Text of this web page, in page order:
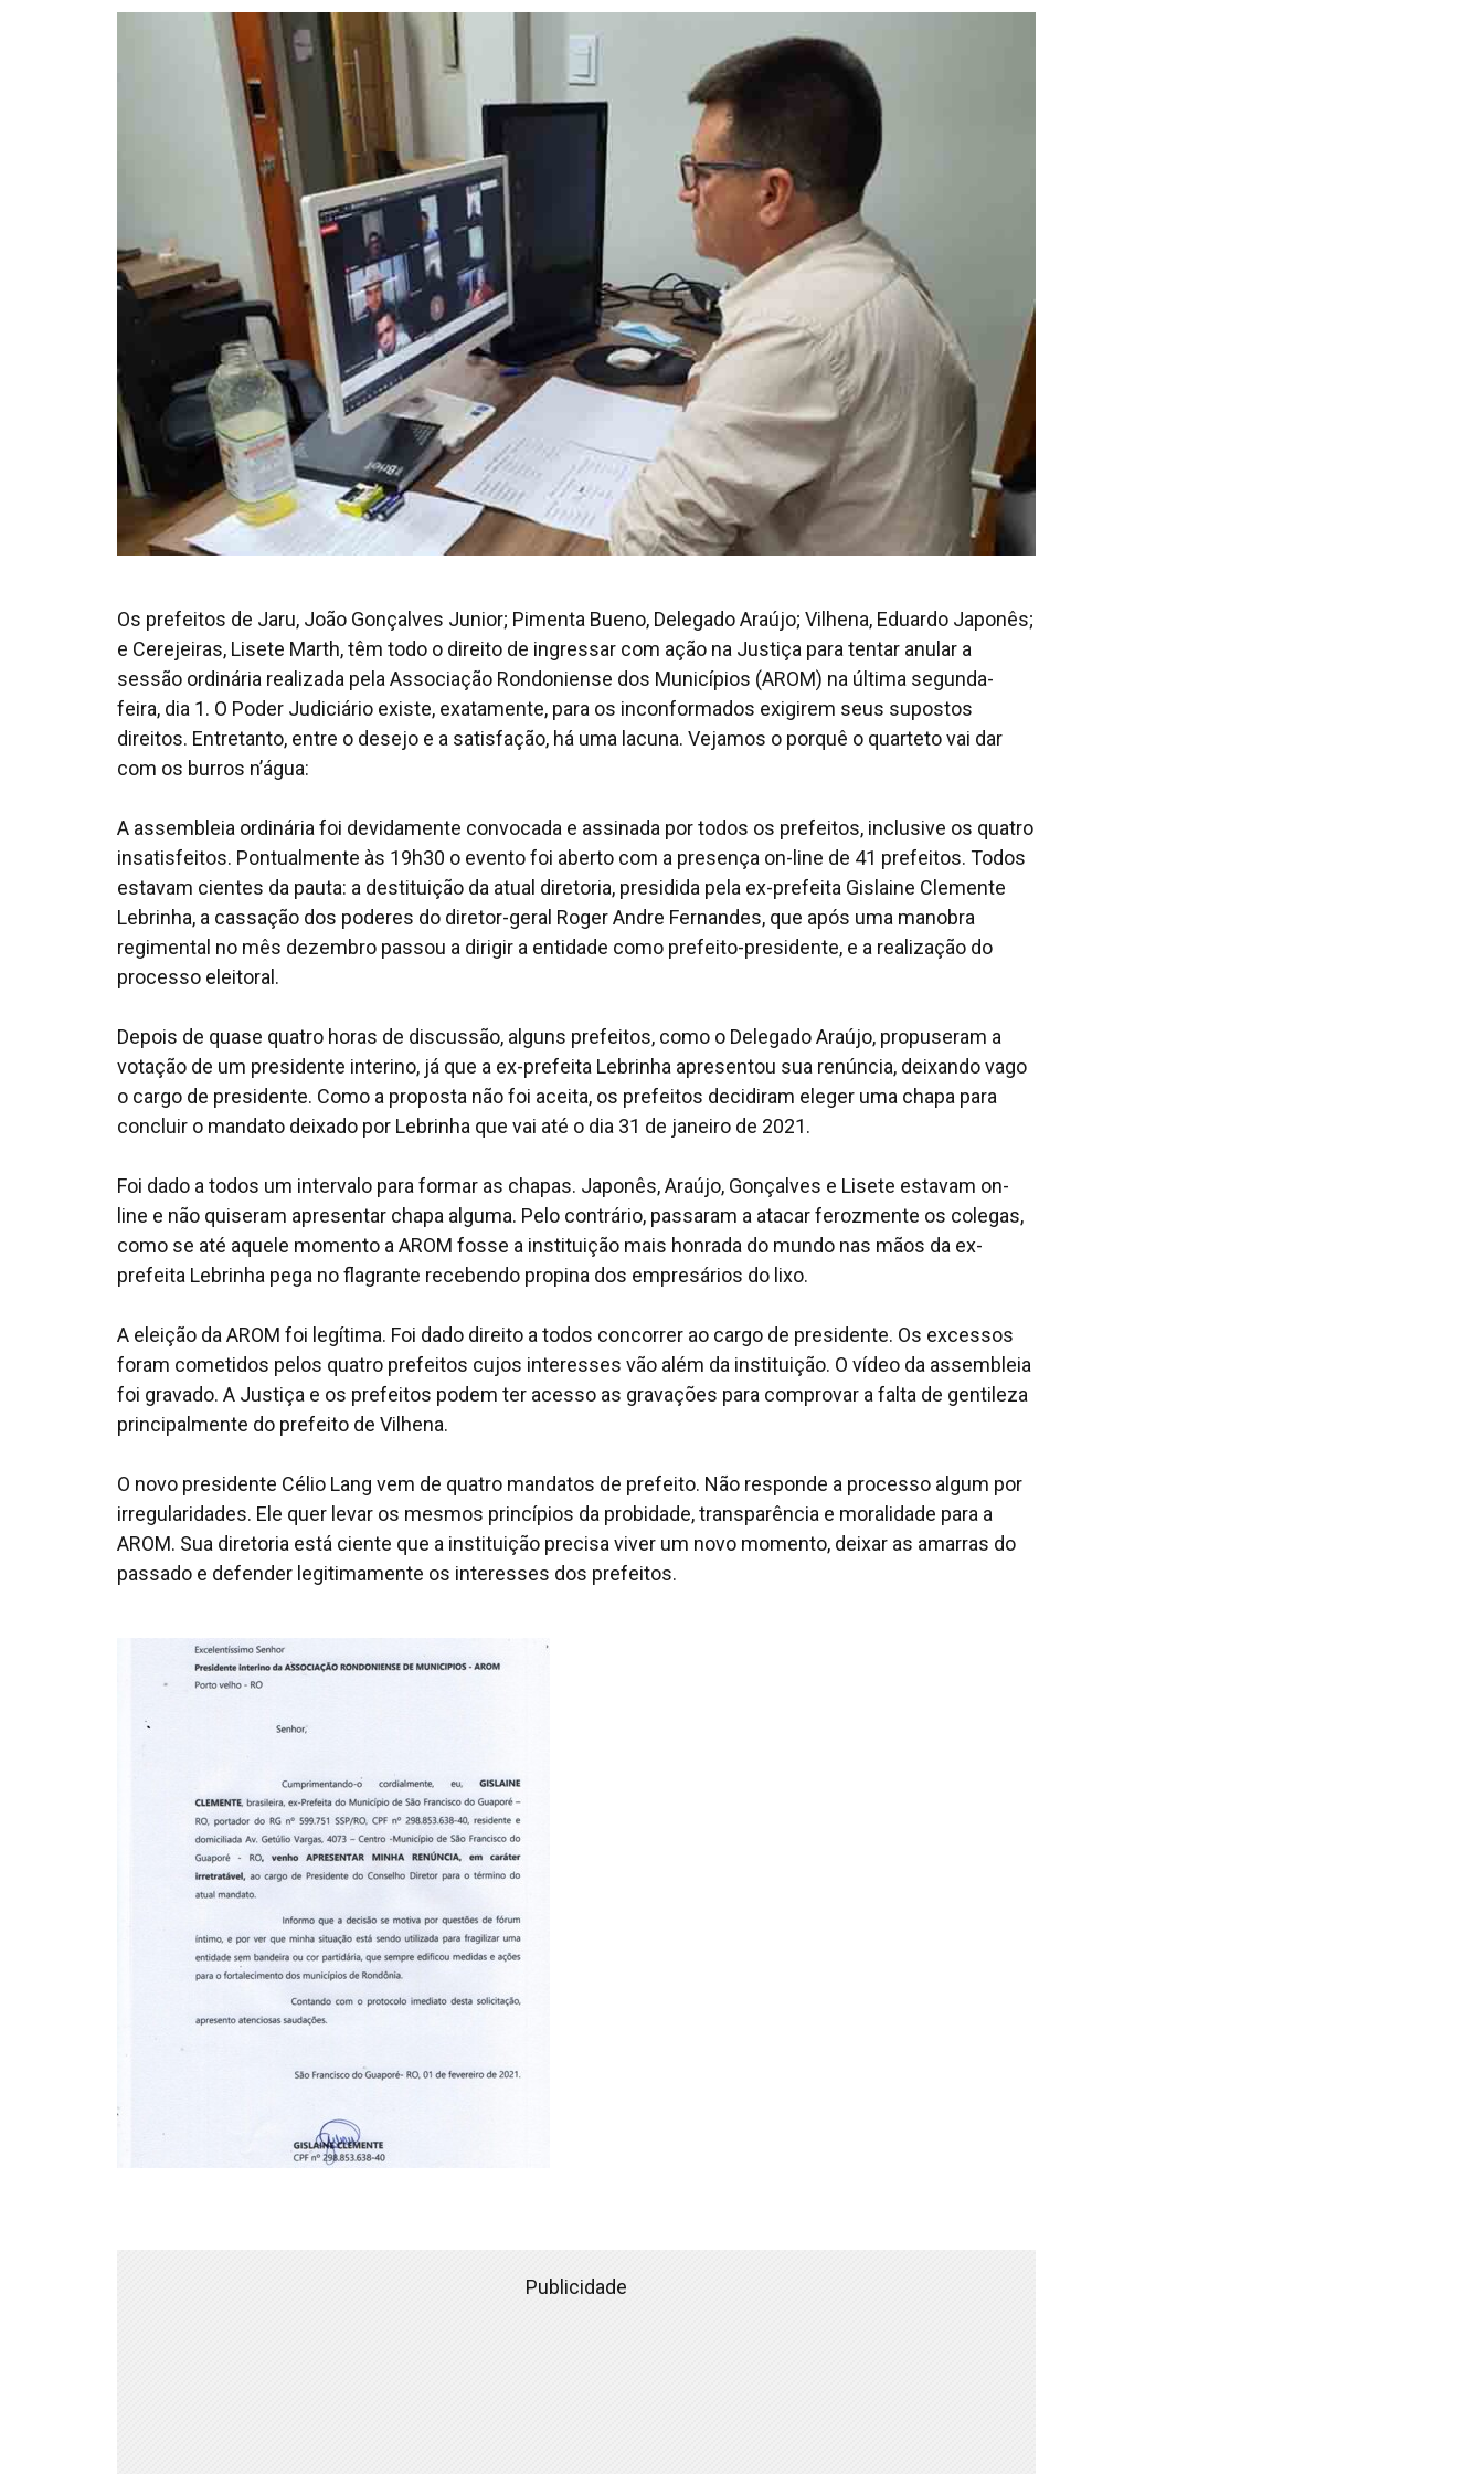
Os prefeitos de Jaru, João Gonçalves Junior; Pimenta Bueno, Delegado Araújo; Vilhena, Eduardo Japonês;
e Cerejeiras, Lisete Marth, têm todo o direito de ingressar com ação na Justiça para tentar anular a
sessão ordinária realizada pela Associação Rondoniense dos Municípios (AROM) na última segunda-
feira, dia 1. O Poder Judiciário existe, exatamente, para os inconformados exigirem seus supostos
direitos. Entretanto, entre o desejo e a satisfação, há uma lacuna. Vejamos o porquê o quarteto vai dar
com os burros n’água:
A assembleia ordinária foi devidamente convocada e assinada por todos os prefeitos, inclusive os quatro
insatisfeitos. Pontualmente às 19h30 o evento foi aberto com a presença on-line de 41 prefeitos. Todos
estavam cientes da pauta: a destituição da atual diretoria, presidida pela ex-prefeita Gislaine Clemente
Lebrinha, a cassação dos poderes do diretor-geral Roger Andre Fernandes, que após uma manobra
regimental no mês dezembro passou a dirigir a entidade como prefeito-presidente, e a realização do
processo eleitoral.
Depois de quase quatro horas de discussão, alguns prefeitos, como o Delegado Araújo, propuseram a
votação de um presidente interino, já que a ex-prefeita Lebrinha apresentou sua renúncia, deixando vago
o cargo de presidente. Como a proposta não foi aceita, os prefeitos decidiram eleger uma chapa para
concluir o mandato deixado por Lebrinha que vai até o dia 31 de janeiro de 2021.
Foi dado a todos um intervalo para formar as chapas. Japonês, Araújo, Gonçalves e Lisete estavam on-
line e não quiseram apresentar chapa alguma. Pelo contrário, passaram a atacar ferozmente os colegas,
como se até aquele momento a AROM fosse a instituição mais honrada do mundo nas mãos da ex-
prefeita Lebrinha pega no flagrante recebendo propina dos empresários do lixo.
A eleição da AROM foi legítima. Foi dado direito a todos concorrer ao cargo de presidente. Os excessos
foram cometidos pelos quatro prefeitos cujos interesses vão além da instituição. O vídeo da assembleia
foi gravado. A Justiça e os prefeitos podem ter acesso as gravações para comprovar a falta de gentileza
principalmente do prefeito de Vilhena.
O novo presidente Célio Lang vem de quatro mandatos de prefeito. Não responde a processo algum por
irregularidades. Ele quer levar os mesmos princípios da probidade, transparência e moralidade para a
AROM. Sua diretoria está ciente que a instituição precisa viver um novo momento, deixar as amarras do
passado e defender legitimamente os interesses dos prefeitos.
Publicidade